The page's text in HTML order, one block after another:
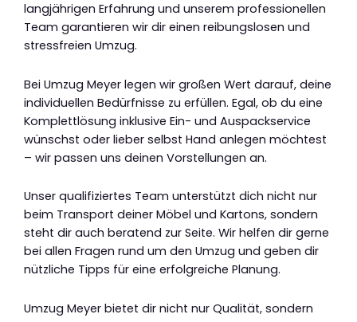
langjährigen Erfahrung und unserem professionellen
Team garantieren wir dir einen reibungslosen und
stressfreien Umzug.
Bei Umzug Meyer legen wir großen Wert darauf, deine
individuellen Bedürfnisse zu erfüllen. Egal, ob du eine
Komplettlösung inklusive Ein- und Auspackservice
wünschst oder lieber selbst Hand anlegen möchtest
– wir passen uns deinen Vorstellungen an.
Unser qualifiziertes Team unterstützt dich nicht nur
beim Transport deiner Möbel und Kartons, sondern
steht dir auch beratend zur Seite. Wir helfen dir gerne
bei allen Fragen rund um den Umzug und geben dir
nützliche Tipps für eine erfolgreiche Planung.
Umzug Meyer bietet dir nicht nur Qualität, sondern